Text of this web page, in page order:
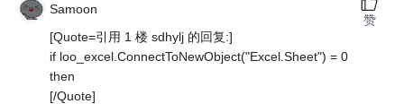
Samoon
[Quote=引用 1 楼 sdhylj 的回复:]
if loo_excel.ConnectToNewObject("Excel.Sheet") = 0
then
[/Quote]
赞